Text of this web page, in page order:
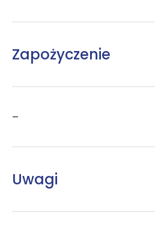
Zapożyczenie
–
Uwagi